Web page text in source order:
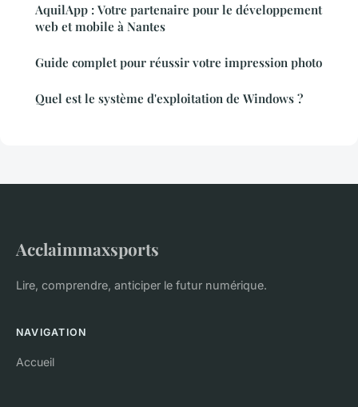
AquilApp : Votre partenaire pour le développement
web et mobile à Nantes
Guide complet pour réussir votre impression photo
Quel est le système d'exploitation de Windows ?
Acclaimmaxsports
Lire, comprendre, anticiper le futur numérique.
NAVIGATION
Accueil